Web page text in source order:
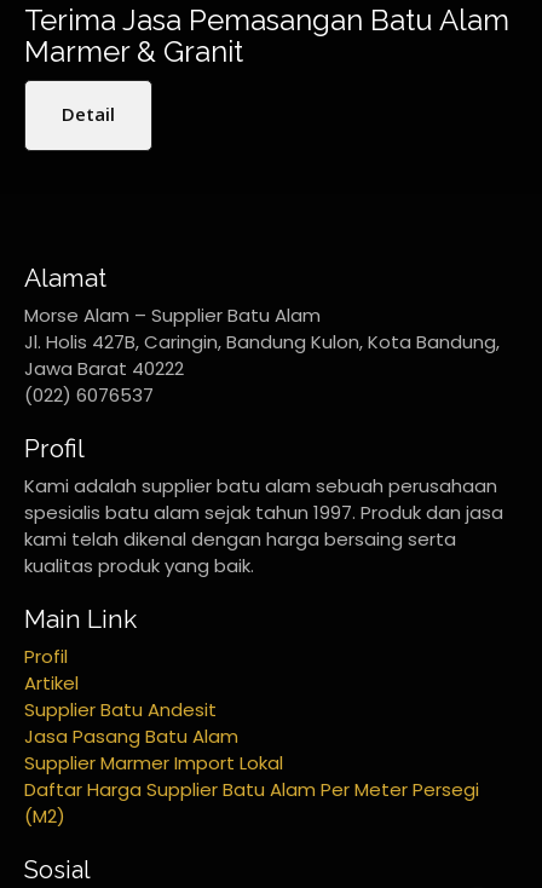
Terima Jasa Pemasangan Batu Alam
Marmer & Granit
Detail
Alamat
Morse Alam – Supplier Batu Alam
Jl. Holis 427B, Caringin, Bandung Kulon, Kota Bandung,
Jawa Barat 40222
(022) 6076537
Profil
Kami adalah supplier batu alam sebuah perusahaan
spesialis batu alam sejak tahun 1997. Produk dan jasa
kami telah dikenal dengan harga bersaing serta
kualitas produk yang baik.
Main Link
Profil
Artikel
Supplier Batu Andesit
Jasa Pasang Batu Alam
Supplier Marmer Import Lokal
Daftar Harga Supplier Batu Alam Per Meter Persegi
(M2)
Sosial